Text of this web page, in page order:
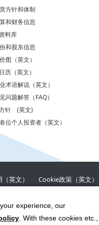
方针和体制
和财务信息
料库
和股东信息
图（英文）
历（英文）
术语解说（英文）
问题解答（FAQ）
针 (英文)
位个人投资者（英文）
英文） Cookie政策（英文）
experience, our
. With these cookies